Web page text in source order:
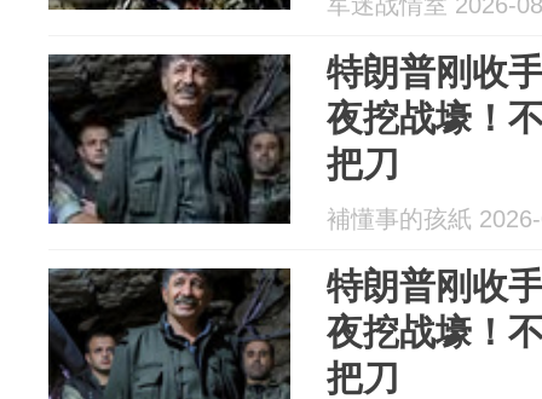
特朗普刚收
夜挖战壕！
把刀
補懂事的孩紙
特朗普刚收
夜挖战壕！
把刀